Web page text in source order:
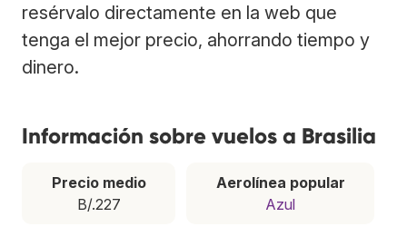
resérvalo directamente en la web que
tenga el mejor precio, ahorrando tiempo y
dinero.
Información sobre vuelos a Brasilia
Precio medio
B/.227
Aerolínea popular
Azul